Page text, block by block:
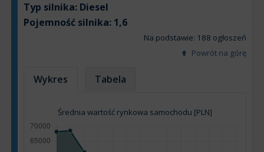
Typ silnika: Diesel
Pojemność silnika: 1,6
Na podstawie: 188 ogłoszeń
Powrót na górę
Wykres Tabela
Średnia wartość rynkowa samochodu [PLN]